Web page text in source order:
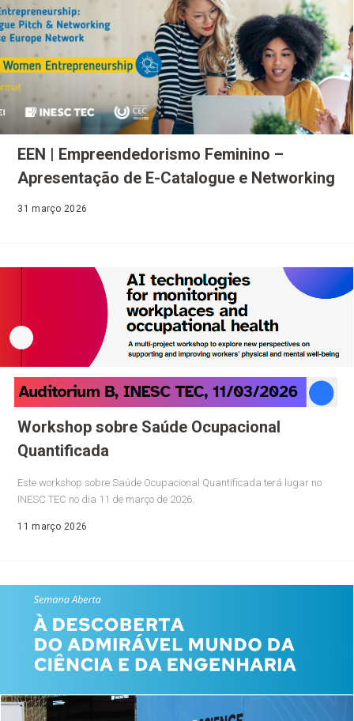
EEN | Empreendedorismo Feminino –
Apresentação de E-Catalogue e Networking
31 março 2026
Workshop sobre Saúde Ocupacional
Quantificada
Este workshop sobre Saúde Ocupacional Quantificada terá lugar no
INESC TEC no dia 11 de março de 2026.
11 março 2026